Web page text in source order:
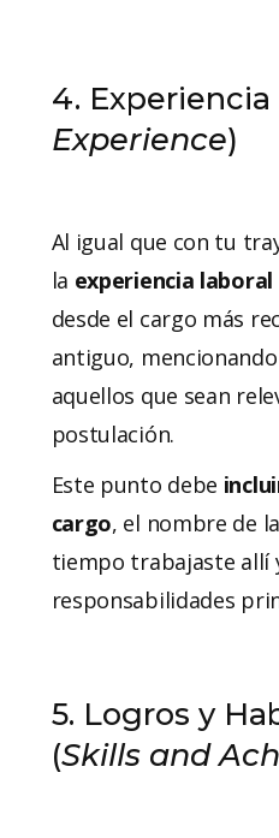
4. Experiencia
Experience)
Al igual que con tu
la experiencia laboral
desde el cargo más
antiguo,
aquellos que sean
postulación.
Este punto debe
cargo, el nombre de
tiempo trabajaste allí
responsabilidades
5. Logros y
(Skills and